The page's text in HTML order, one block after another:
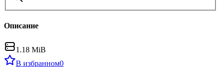
Описание
1.18 MiB
В избранном0